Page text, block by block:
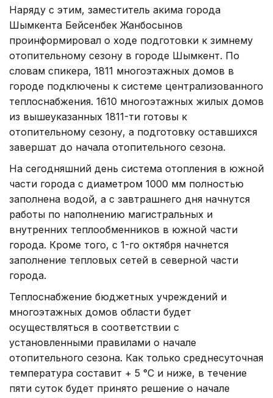
Наряду с этим, заместитель акима города
Шымкента Бейсенбек Жанбосынов
проинформировал о ходе подготовки к зимнему
отопительному сезону в городе Шымкент. По
словам спикера, 1811 многоэтажных домов в
городе подключены к системе централизованного
теплоснабжения. 1610 многоэтажных жилых домов
из вышеуказанных 1811-ти готовы к
отопительному сезону, а подготовку оставшихся
завершат до начала отопительного сезона.
На сегодняшний день система отопления в южной
части города с диаметром 1000 мм полностью
заполнена водой, а с завтрашнего дня начнутся
работы по наполнению магистральных и
внутренних теплообменников в южной части
города. Кроме того, с 1-го октября начнется
заполнение тепловых сетей в северной части
города.
Теплоснабжение бюджетных учреждений и
многоэтажных домов области будет
осуществляться в соответствии с
установленными правилами о начале
отопительного сезона. Как только среднесуточная
температура составит + 5 °С и ниже, в течение
пяти суток будет принято решение о начале